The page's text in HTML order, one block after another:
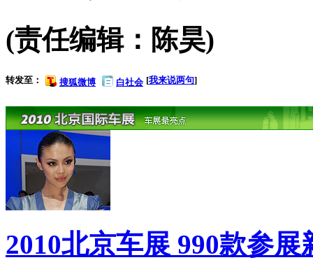
(责任编辑：陈昊)
转发至： 搜狐微博 白社会 [我来说两句]
2010北京车展 990款参